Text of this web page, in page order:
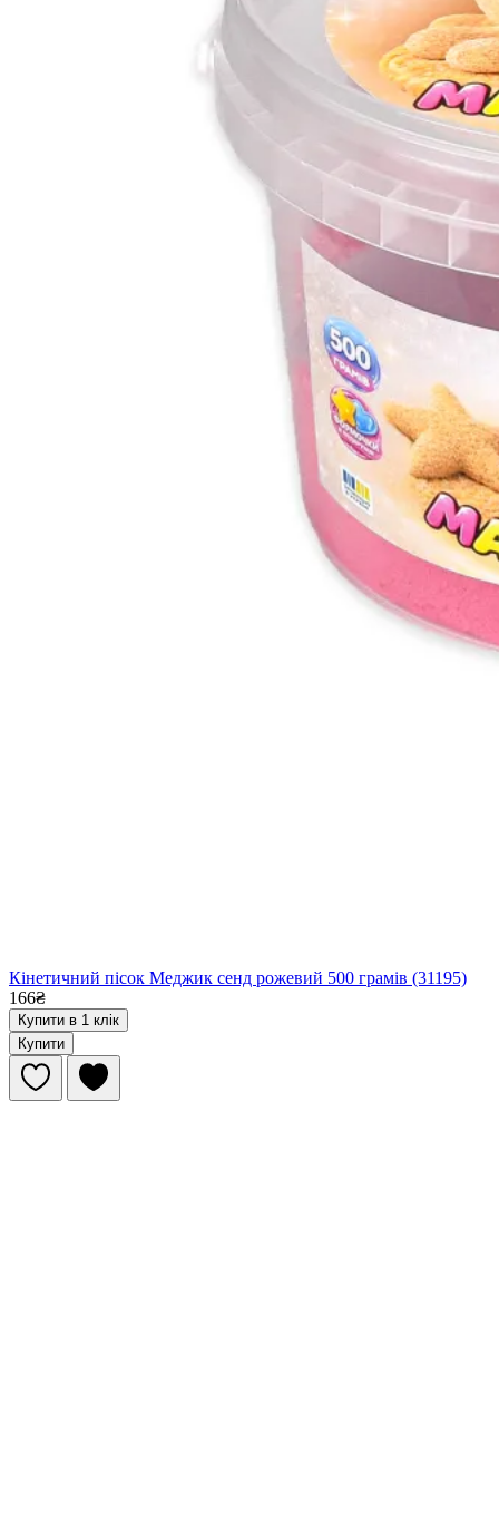
Кінетичний пісок Меджик сенд рожевий 500 грамів (31195)
166₴
Купити в 1 клік
Купити